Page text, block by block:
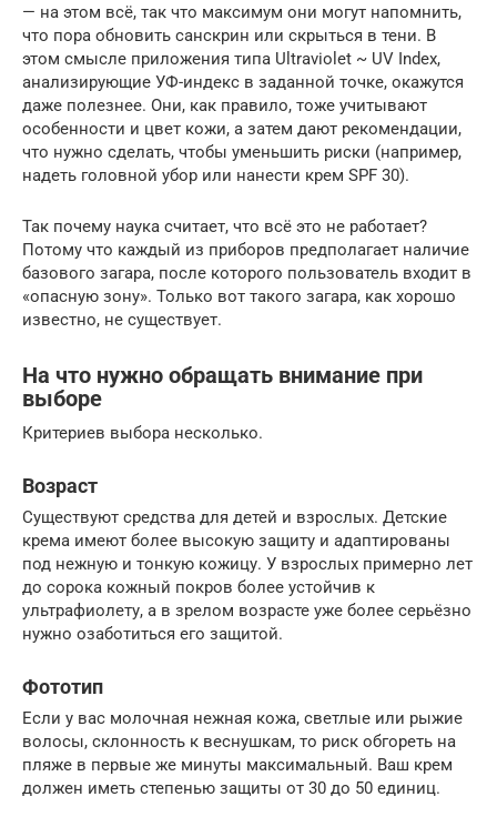
— на этом всё, так что максимум они могут напомнить,
что пора обновить санскрин или скрыться в тени. В
этом смысле приложения типа Ultraviolet ~ UV Index,
анализирующие УФ-индекс в заданной точке, окажутся
даже полезнее. Они, как правило, тоже учитывают
особенности и цвет кожи, а затем дают рекомендации,
что нужно сделать, чтобы уменьшить риски (например,
надеть головной убор или нанести крем SPF 30).
Так почему наука считает, что всё это не работает?
Потому что каждый из приборов предполагает наличие
базового загара, после которого пользователь входит в
«опасную зону». Только вот такого загара, как хорошо
известно, не существует.
На что нужно обращать внимание при
выборе
Критериев выбора несколько.
Возраст
Существуют средства для детей и взрослых. Детские
крема имеют более высокую защиту и адаптированы
под нежную и тонкую кожицу. У взрослых примерно лет
до сорока кожный покров более устойчив к
ультрафиолету, а в зрелом возрасте уже более серьёзно
нужно озаботиться его защитой.
Фототип
Если у вас молочная нежная кожа, светлые или рыжие
волосы, склонность к веснушкам, то риск обгореть на
пляже в первые же минуты максимальный. Ваш крем
должен иметь степенью защиты от 30 до 50 единиц.